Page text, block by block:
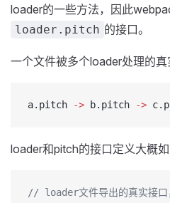
loader的一些方法，因此
loader.pitch 的接口。
一个文件被多个loader处理的
a.pitch -> b.pitch ->
loader和pitch的接口定义大概
// loader文件导出的真实接口